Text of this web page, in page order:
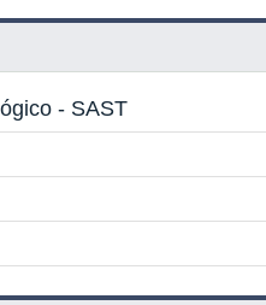
- SAST